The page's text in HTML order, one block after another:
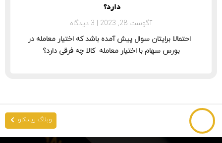
دارد؟
آگوست 28, 2023
3 دیدگاه
احتمالا برایتان سوال پیش آمده باشد که اختیار معامله در
بورس سهام با اختیار معامله کالا چه فرقی دارد؟
وبلاگ ریسکاو